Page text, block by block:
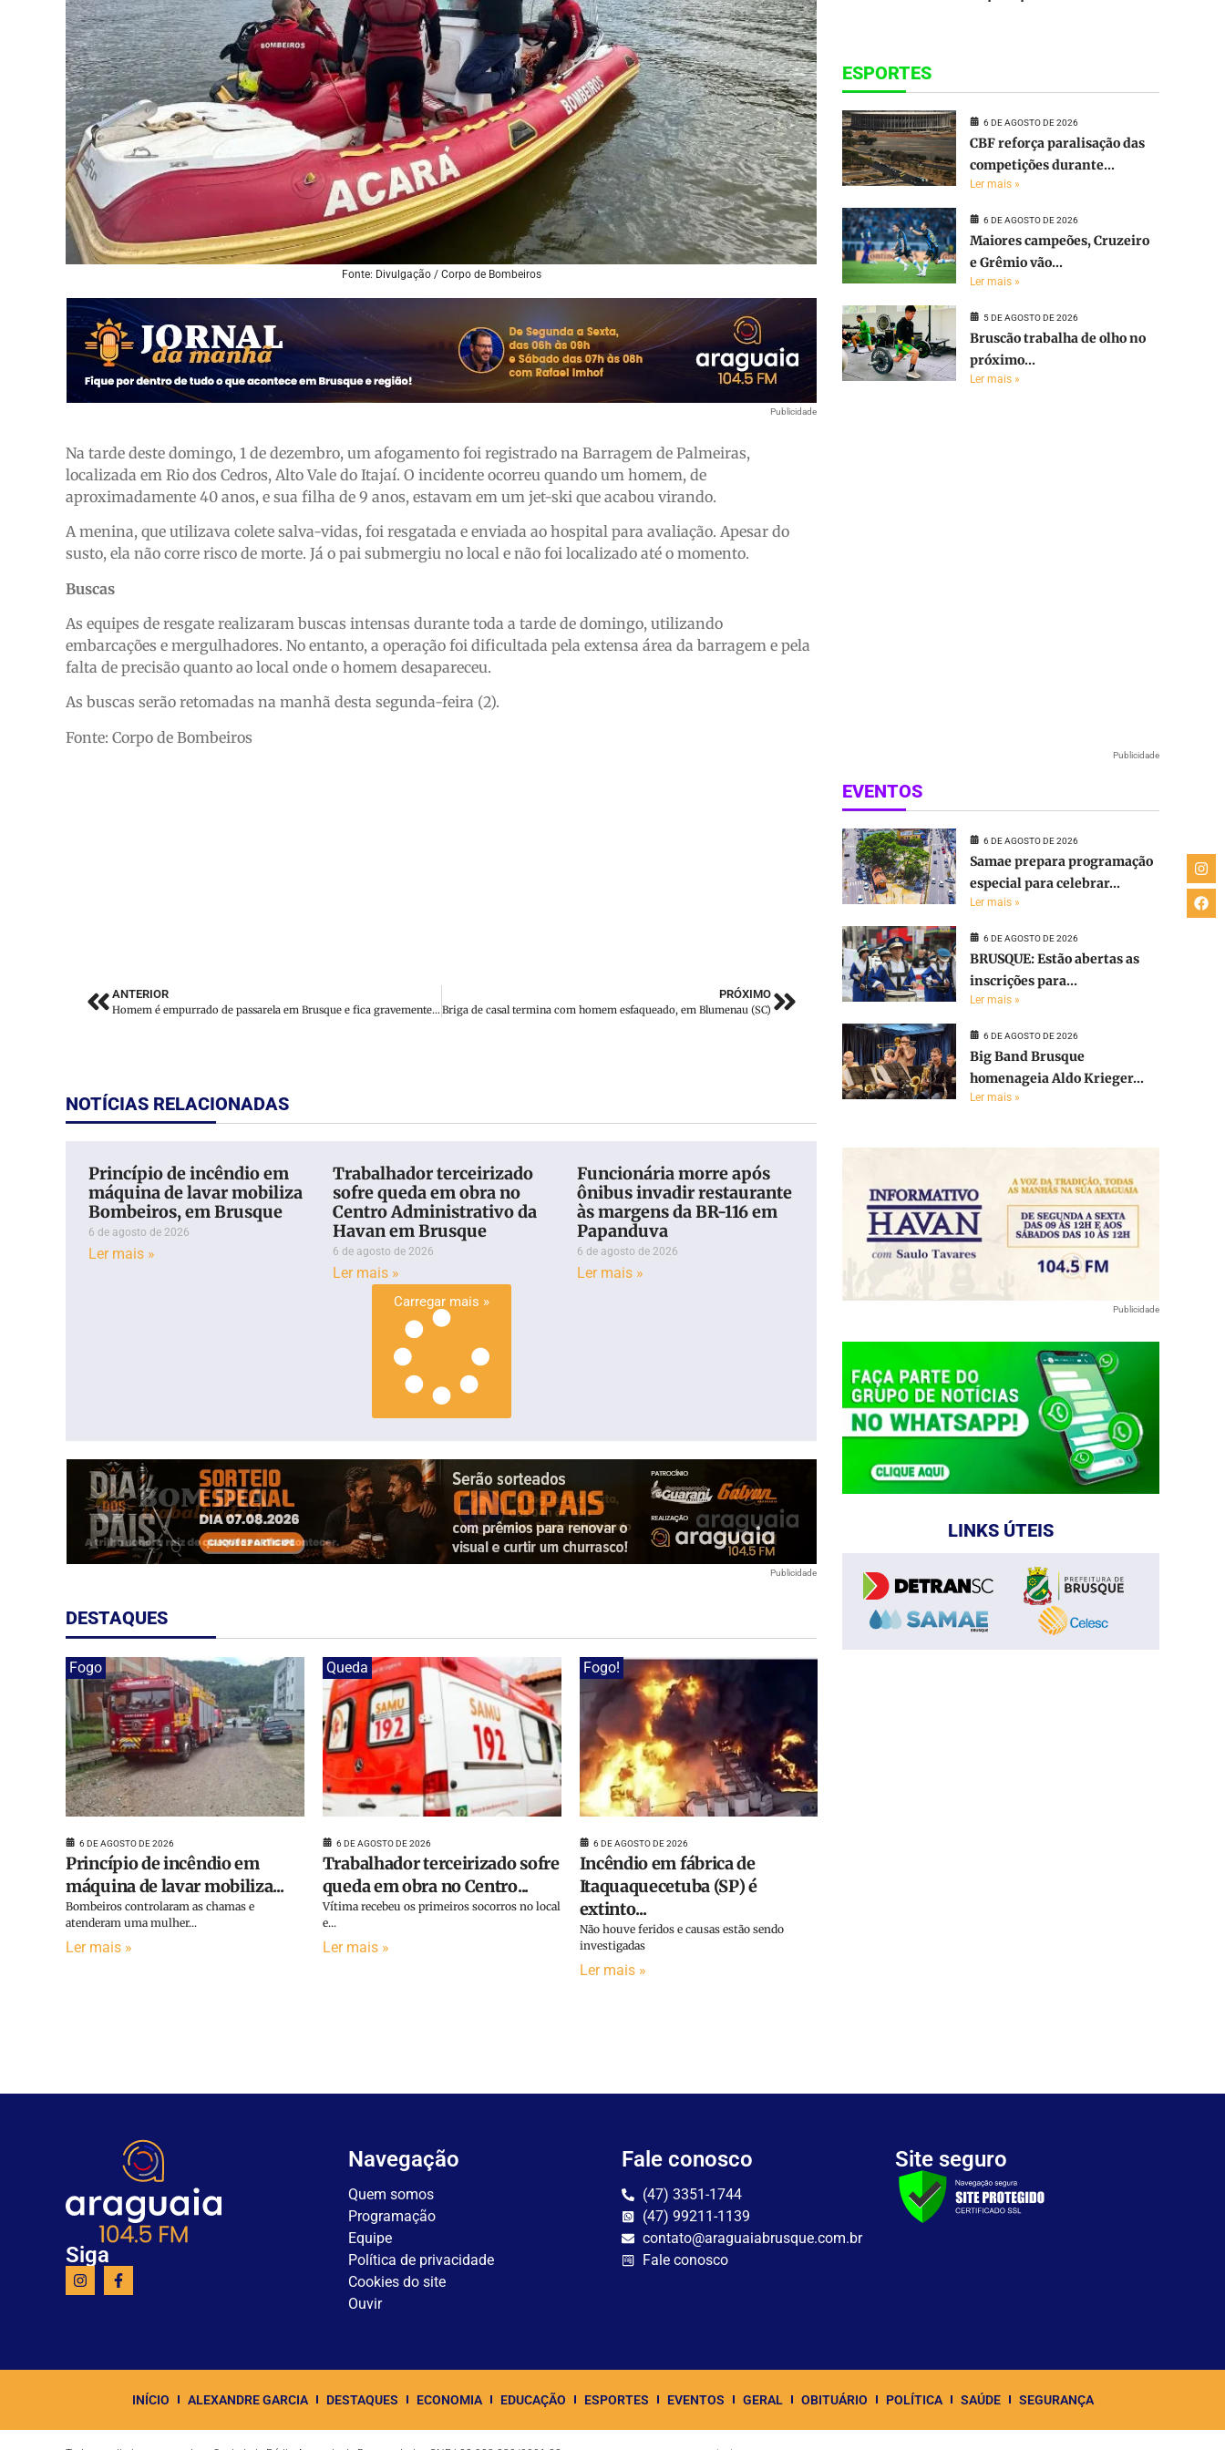
Fonte: Divulgação / Corpo de Bombeiros
Publicidade
Na tarde deste domingo, 1 de dezembro, um afogamento foi registrado na Barragem de Palmeiras,
localizada em Rio dos Cedros, Alto Vale do Itajaí. O incidente ocorreu quando um homem, de
aproximadamente 40 anos, e sua filha de 9 anos, estavam em um jet-ski que acabou virando.
A menina, que utilizava colete salva-vidas, foi resgatada e enviada ao hospital para avaliação. Apesar do
susto, ela não corre risco de morte. Já o pai submergiu no local e não foi localizado até o momento.
Buscas
As equipes de resgate realizaram buscas intensas durante toda a tarde de domingo, utilizando
embarcações e mergulhadores. No entanto, a operação foi dificultada pela extensa área da barragem e pela
falta de precisão quanto ao local onde o homem desapareceu.
As buscas serão retomadas na manhã desta segunda-feira (2).
Fonte: Corpo de Bombeiros
ANTERIOR
Homem é empurrado de passarela em Brusque e fica gravemente ferido
PRÓXIMO
Briga de casal termina com homem esfaqueado, em Blumenau (SC)
NOTÍCIAS RELACIONADAS
Princípio de incêndio em
máquina de lavar mobiliza
Bombeiros, em Brusque
6 de agosto de 2026
Ler mais »
Trabalhador terceirizado
sofre queda em obra no
Centro Administrativo da
Havan em Brusque
6 de agosto de 2026
Ler mais »
Funcionária morre após
ônibus invadir restaurante
às margens da BR-116 em
Papanduva
6 de agosto de 2026
Ler mais »
Carregar mais »
Publicidade
DESTAQUES
Fogo
6 DE AGOSTO DE 2026
Princípio de incêndio em
máquina de lavar mobiliza...
Bombeiros controlaram as chamas e
atenderam uma mulher...
Ler mais »
Queda
6 DE AGOSTO DE 2026
Trabalhador terceirizado sofre
queda em obra no Centro...
Vítima recebeu os primeiros socorros no local
e...
Ler mais »
Fogo!
6 DE AGOSTO DE 2026
Incêndio em fábrica de
Itaquaquecetuba (SP) é
extinto...
Não houve feridos e causas estão sendo
investigadas
Ler mais »
ESPORTES
6 DE AGOSTO DE 2026
CBF reforça paralisação das
competições durante...
Ler mais »
6 DE AGOSTO DE 2026
Maiores campeões, Cruzeiro
e Grêmio vão...
Ler mais »
5 DE AGOSTO DE 2026
Bruscão trabalha de olho no
próximo...
Ler mais »
Publicidade
EVENTOS
6 DE AGOSTO DE 2026
Samae prepara programação
especial para celebrar...
Ler mais »
6 DE AGOSTO DE 2026
BRUSQUE: Estão abertas as
inscrições para...
Ler mais »
6 DE AGOSTO DE 2026
Big Band Brusque
homenageia Aldo Krieger...
Ler mais »
Publicidade
LINKS ÚTEIS
Siga
Navegação
Quem somos
Programação
Equipe
Política de privacidade
Cookies do site
Ouvir
Fale conosco
(47) 3351-1744
(47) 99211-1139
contato@araguaiabrusque.com.br
Fale conosco
Site seguro
INÍCIO ALEXANDRE GARCIA DESTAQUES ECONOMIA EDUCAÇÃO ESPORTES EVENTOS GERAL OBITUÁRIO POLÍTICA SAÚDE SEGURANÇA